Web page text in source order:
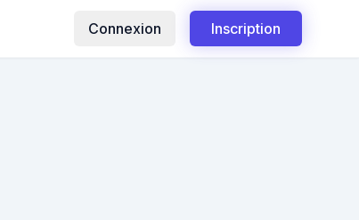
Connexion Inscription